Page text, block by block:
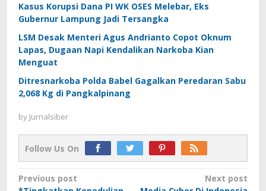
Kasus Korupsi Dana PI WK OSES Melebar, Eks
Gubernur Lampung Jadi Tersangka
LSM Desak Menteri Agus Andrianto Copot Oknum
Lapas, Dugaan Napi Kendalikan Narkoba Kian
Menguat
Ditresnarkoba Polda Babel Gagalkan Peredaran Sabu
2,068 Kg di Pangkalpinang
by Jurnalsiber
Follow Us On
Post
Previous post
Next post